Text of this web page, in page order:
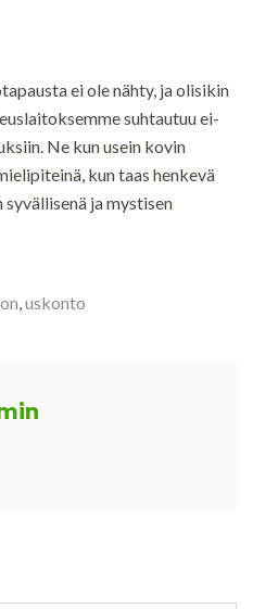
ei ole nähty, ja olisikin
suhtautuu ei-
Ne kun usein kovin
kun taas henkevä
ja mystisen
,uskonto